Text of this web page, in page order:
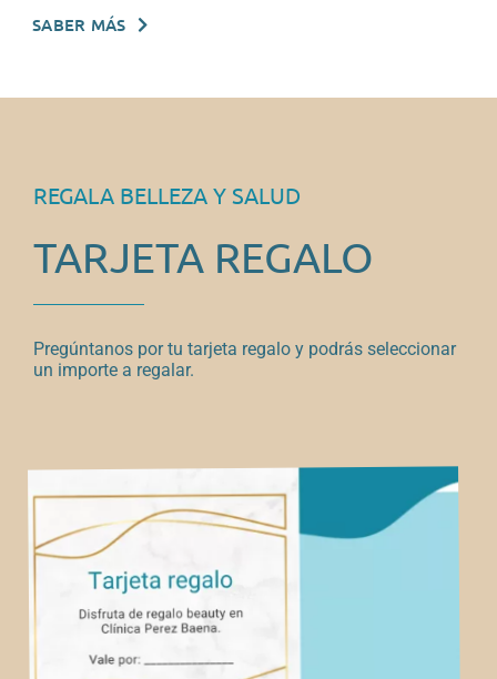
SABER MÁS
REGALA BELLEZA Y SALUD
TARJETA REGALO
Pregúntanos por tu tarjeta regalo y podrás seleccionar
un importe a regalar.